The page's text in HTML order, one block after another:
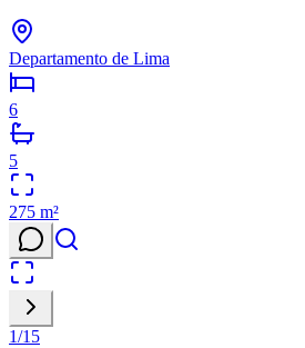
Departamento de Lima
6
5
275 m²
1/15